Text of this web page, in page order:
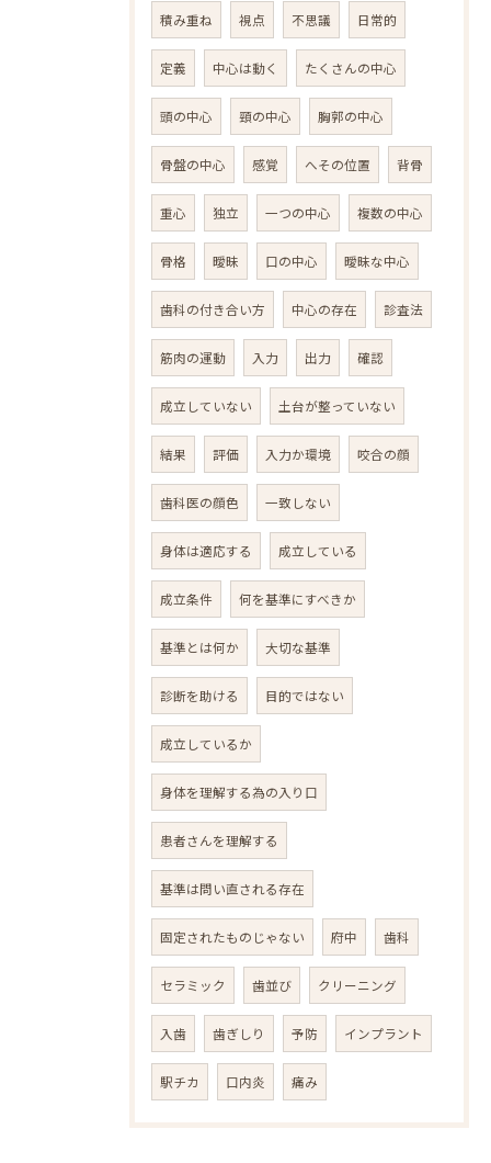
積み重ね 視点 不思議 日常的
定義 中心は動く たくさんの中心
頭の中心 頸の中心 胸郭の中心
骨盤の中心 感覚 へその位置 背骨
重心 独立 一つの中心 複数の中心
骨格 曖昧 口の中心 曖昧な中心
歯科の付き合い方 中心の存在 診査法
筋肉の運動 入力 出力 確認
成立していない 土台が整っていない
結果 評価 入力か環境 咬合の顔
歯科医の顔色 一致しない
身体は適応する 成立している
成立条件 何を基準にすべきか
基準とは何か 大切な基準
診断を助ける 目的ではない
成立しているか
身体を理解する為の入り口
患者さんを理解する
基準は問い直される存在
固定されたものじゃない 府中 歯科
セラミック 歯並び クリーニング
入歯 歯ぎしり 予防 インプラント
駅チカ 口内炎 痛み